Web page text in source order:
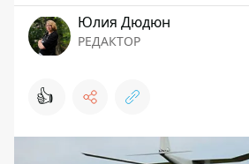
Юлия Дюдюн
РЕДАКТОР
👍